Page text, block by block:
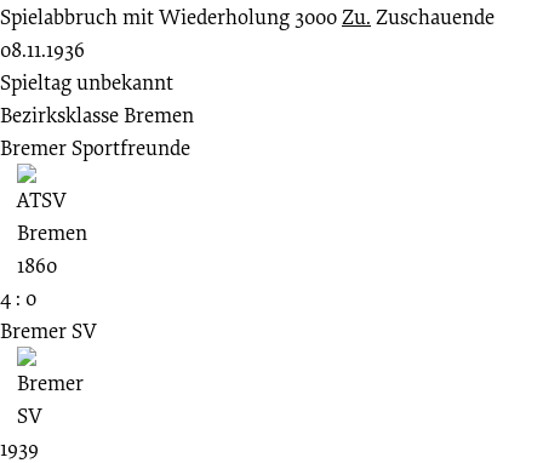
Spielabbruch mit Wiederholung 3000 Zu. Zuschauende
08.11.1936
Spieltag unbekannt
Bezirksklasse Bremen
Bremer Sportfreunde
4 : 0
Bremer SV
1939